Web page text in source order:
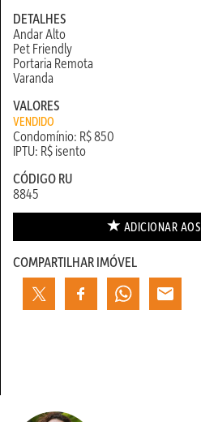
DETALHES
Andar Alto
Pet Friendly
Portaria Remota
Varanda
VALORES
VENDIDO
Condomínio: R$ 850
IPTU: R$ isento
CÓDIGO RU
8845
ADICIONAR AOS
COMPARTILHAR IMÓVEL